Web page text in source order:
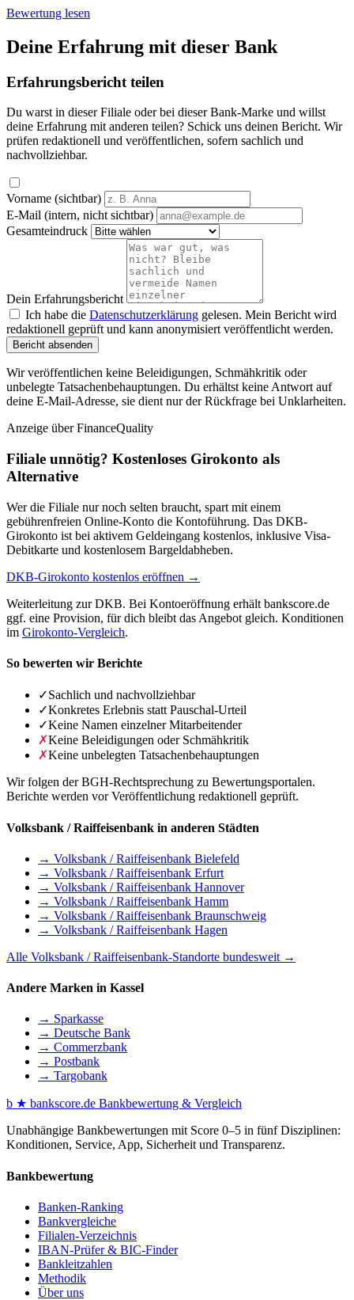
Bewertung lesen
Deine Erfahrung mit dieser Bank
Erfahrungsbericht teilen
Du warst in dieser Filiale oder bei dieser Bank-Marke und willst
deine Erfahrung mit anderen teilen? Schick uns deinen Bericht. Wir
prüfen redaktionell und veröffentlichen, sofern sachlich und
nachvollziehbar.
Vorname (sichtbar)
E-Mail (intern, nicht sichtbar)
Gesamteindruck
Dein Erfahrungsbericht
Ich habe die Datenschutzerklärung gelesen. Mein Bericht wird
redaktionell geprüft und kann anonymisiert veröffentlicht werden.
Bericht absenden
Wir veröffentlichen keine Beleidigungen, Schmähkritik oder
unbelegte Tatsachenbehauptungen. Du erhältst keine Antwort auf
deine E-Mail-Adresse, sie dient nur der Rückfrage bei Unklarheiten.
Anzeige über FinanceQuality
Filiale unnötig? Kostenloses Girokonto als
Alternative
Wer die Filiale nur noch selten braucht, spart mit einem
gebührenfreien Online-Konto die Kontoführung. Das DKB-
Girokonto ist bei aktivem Geldeingang kostenlos, inklusive Visa-
Debitkarte und kostenlosem Bargeldabheben.
DKB-Girokonto kostenlos eröffnen →
Weiterleitung zur DKB. Bei Kontoeröffnung erhält bankscore.de
ggf. eine Provision, für dich bleibt das Angebot gleich. Konditionen
im Girokonto-Vergleich.
So bewerten wir Berichte
✓Sachlich und nachvollziehbar
✓Konkretes Erlebnis statt Pauschal-Urteil
✓Keine Namen einzelner Mitarbeitender
✗Keine Beleidigungen oder Schmähkritik
✗Keine unbelegten Tatsachenbehauptungen
Wir folgen der BGH-Rechtsprechung zu Bewertungsportalen.
Berichte werden vor Veröffentlichung redaktionell geprüft.
Volksbank / Raiffeisenbank in anderen Städten
→ Volksbank / Raiffeisenbank Bielefeld
→ Volksbank / Raiffeisenbank Erfurt
→ Volksbank / Raiffeisenbank Hannover
→ Volksbank / Raiffeisenbank Hamm
→ Volksbank / Raiffeisenbank Braunschweig
→ Volksbank / Raiffeisenbank Hagen
Alle Volksbank / Raiffeisenbank-Standorte bundesweit →
Andere Marken in Kassel
→ Sparkasse
→ Deutsche Bank
→ Commerzbank
→ Postbank
→ Targobank
b ★ bankscore.de Bankbewertung & Vergleich
Unabhängige Bankbewertungen mit Score 0–5 in fünf Disziplinen:
Konditionen, Service, App, Sicherheit und Transparenz.
Bankbewertung
Banken-Ranking
Bankvergleiche
Filialen-Verzeichnis
IBAN-Prüfer & BIC-Finder
Bankleitzahlen
Methodik
Über uns